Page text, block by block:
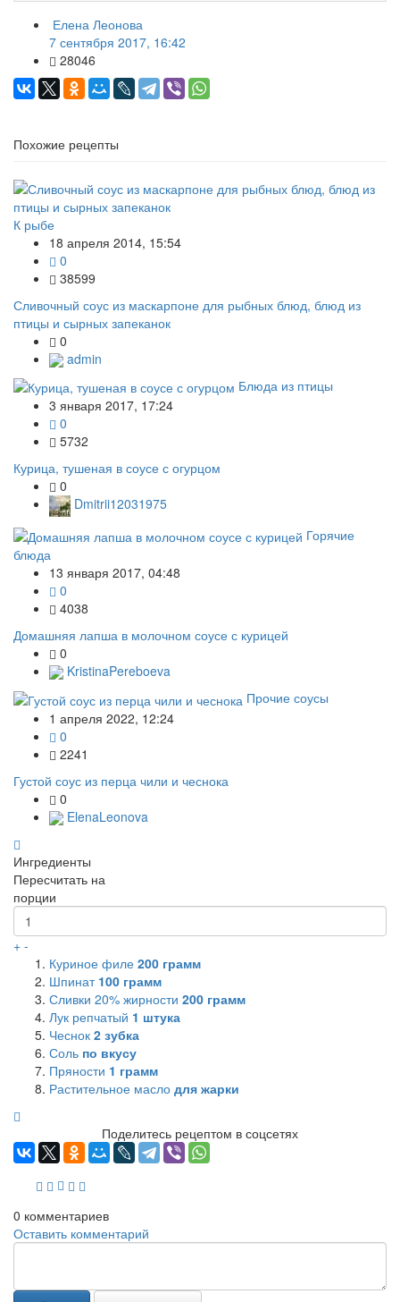
Елена Леонова
7 сентября 2017, 16:42
28046
Похожие рецепты
К рыбе
18 апреля 2014, 15:54
0
38599
Сливочный соус из маскарпоне для рыбных блюд, блюд из
птицы и сырных запеканок
0
admin
Блюда из птицы
3 января 2017, 17:24
0
5732
Курица, тушеная в соусе с огурцом
0
Dmitrii12031975
Горячие
блюда
13 января 2017, 04:48
0
4038
Домашняя лапша в молочном соусе с курицей
0
KristinaPereboeva
Прочие соусы
1 апреля 2022, 12:24
0
2241
Густой соус из перца чили и чеснока
0
ElenaLeonova
Ингредиенты
Пересчитать на
порции
+ -
Куриное филе 200 грамм
Шпинат 100 грамм
Сливки 20% жирности 200 грамм
Лук репчатый 1 штука
Чеснок 2 зубка
Соль по вкусу
Пряности 1 грамм
Растительное масло для жарки
Поделитесь рецептом в соцсетях
0 комментариев
Оставить комментарий